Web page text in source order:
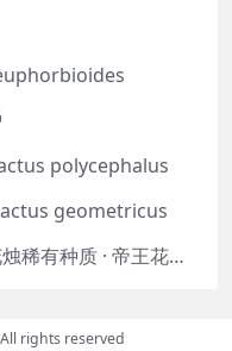
polycephalus
geometricus
天南星观叶指南：绒叶型花烛稀有种质 · 帝王花烛等
rights reserved